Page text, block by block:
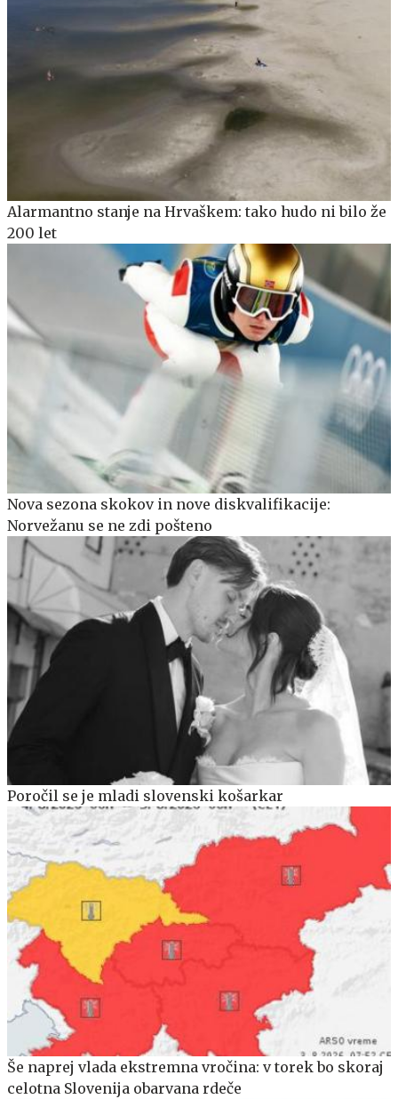
Alarmantno stanje na Hrvaškem: tako hudo ni bilo že
200 let
Nova sezona skokov in nove diskvalifikacije:
Norvežanu se ne zdi pošteno
Poročil se je mladi slovenski košarkar
Še naprej vlada ekstremna vročina: v torek bo skoraj
celotna Slovenija obarvana rdeče